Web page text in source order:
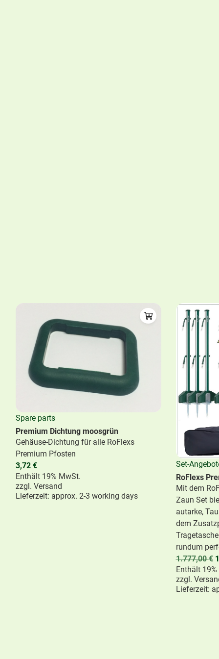
Spare parts
Premium Dichtung moosgrün
Gehäuse-Dichtung für alle RoFlexs
Premium Pfosten
3,72 €
Enthält 19% MwSt.
zzgl. Versand
Lieferzeit: approx. 2-3 working days
Set-
RoFlexs
Mit dem
Zaun Set
autarke,
dem
rundum
1.777,00€
Enthält
zzgl.
Lieferzeit: